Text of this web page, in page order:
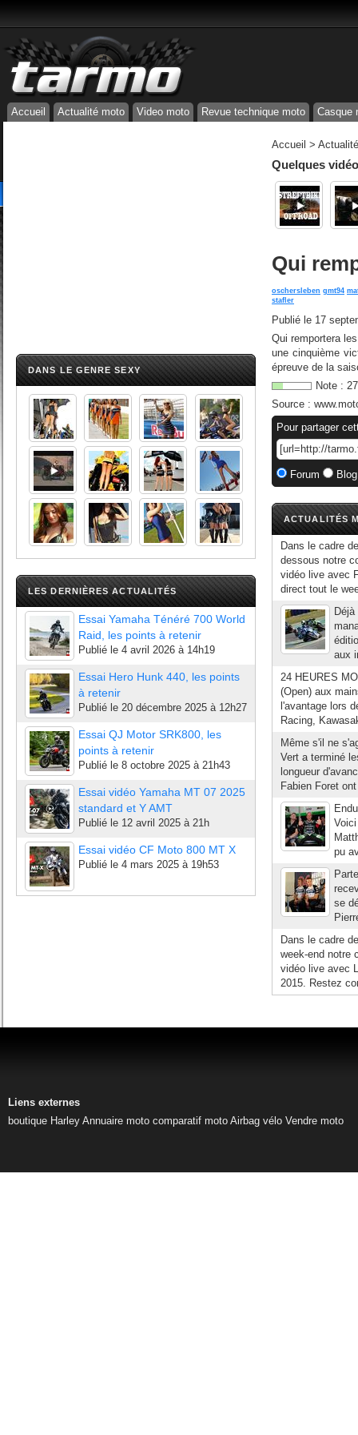
Accueil Actualité moto Video moto Revue technique moto Casque
DANS LE GENRE SEXY
LES DERNIÈRES ACTUALITÉS
Essai Yamaha Ténéré 700 World
Raid, les points à retenir
Publié le 4 avril 2026 à 14h19
Essai Hero Hunk 440, les points
à retenir
Publié le 20 décembre 2025 à 12h27
Essai QJ Motor SRK800, les
points à retenir
Publié le 8 octobre 2025 à 21h43
Essai vidéo Yamaha MT 07 2025
standard et Y AMT
Publié le 12 avril 2025 à 21h
Essai vidéo CF Moto 800 MT X
Publié le 4 mars 2025 à 19h53
Accueil >
Quelques
Qui
oschersleben gmt94
stafler
Publié le 17
Qui remportera
une cinquième
épreuve de la
Note : 27
Source :
Pour partager
Forum
ACTUALITÉS
Dans le cadre
dessous notre
vidéo live avec
direct tout le
aux
24 HEURES
(Open) aux
l'avantage lors
Racing,
Même s'il ne
Vert a terminé
longueur
Fabien Foret
pu
se
Dans le cadre
week-end notre
vidéo live avec
2015. Restez
Liens externes
boutique Harley Annuaire moto comparatif moto Airbag vélo Vendre moto